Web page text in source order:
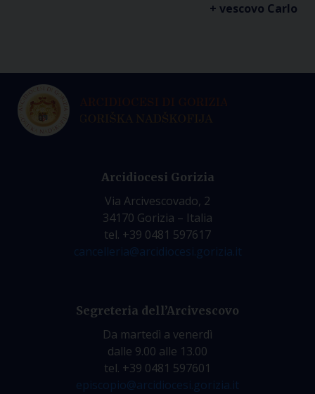
+ vescovo Carlo
Arcidiocesi Gorizia
Via Arcivescovado, 2
34170 Gorizia – Italia
tel. +39 0481 597617
cancelleria@arcidiocesi.gorizia.it
Segreteria dell’Arcivescovo
Da martedì a venerdì
dalle 9.00 alle 13.00
tel. +39 0481 597601
episcopio@arcidiocesi.gorizia.it